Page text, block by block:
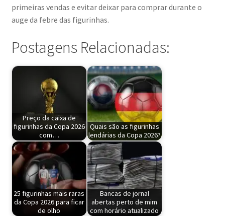
primeiras vendas e evitar deixar para comprar durante o
auge da febre das figurinhas.
Postagens Relacionadas:
Preço da caixa de
figurinhas da Copa 2026
com…
Quais são as figurinhas
lendárias da Copa 2026?
25 figurinhas mais raras
da Copa 2026 para ficar
de olho
Bancas de jornal
abertas perto de mim
com horário atualizado